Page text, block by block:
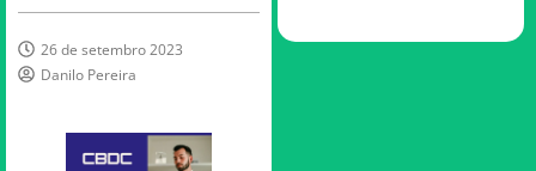
26 de setembro 2023
Danilo Pereira